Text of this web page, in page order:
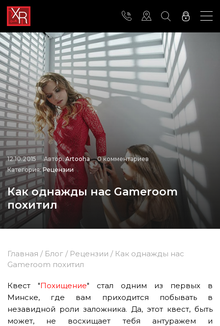
12.10.2015 Автор:Artooha
0 комментариев
Категория:Рецензии
Как однажды нас Gameroom
похитил
Главная / Блог / Рецензии / Как однажды нас
Gameroom похитил
Квест "Похищение" стал одним из первых в
Минске, где вам приходится побывать в
незавидной роли заложника. Да, этот квест, быть
может, не восхищает тебя антуражем и